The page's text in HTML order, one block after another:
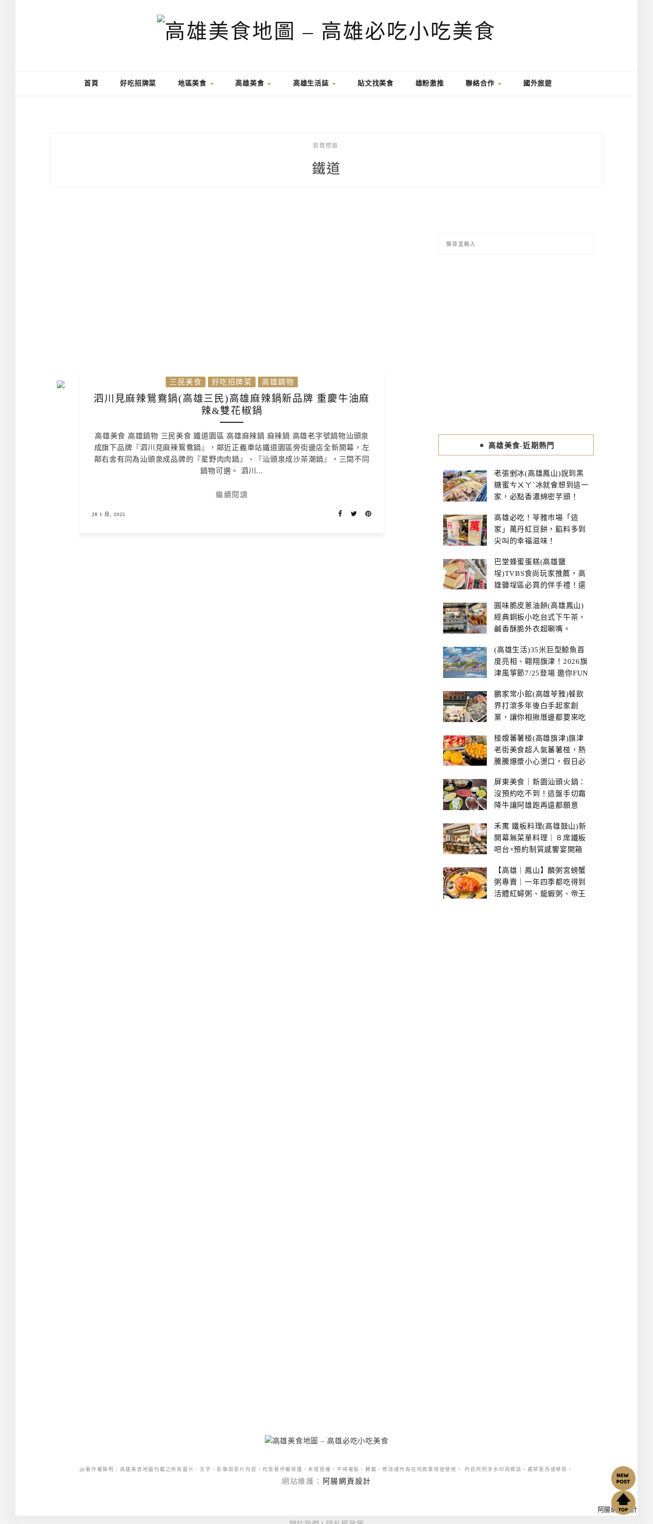
首頁 好吃招牌菜 地區美食 高雄美食 高雄生活誌 貼文找美食 雄粉激推 聯絡合作 國外旅遊
瀏覽標籤:
鐵道
三民美食 好吃招牌菜 高雄鍋物
泗川見麻辣鴛鴦鍋(高雄三民)高雄麻辣鍋新品牌 重慶牛油麻
辣&雙花椒鍋
高雄美食 高雄鍋物 三民美食 鐵道園區 高雄麻辣鍋 麻辣鍋 高雄老字號鍋物汕頭泉
成旗下品牌『泗川見麻辣鴛鴦鍋』，鄰近正義車站鐵道園區旁街邊店全新開幕，左
鄰右舍有同為汕頭泉成品牌的『星野肉肉鍋』、『汕頭泉成沙茶潮鍋』，三間不同
鍋物可選。 泗川...
繼續閱讀
28 1 月, 2025
高雄美食-近期熱門
老張剉冰(高雄鳳山)說到黑
糖蜜ㄘㄨㄚˋ冰就會想到這一
家，必點香濃綿密芋頭！
高雄必吃！苓雅市場「這
家」萬丹紅豆餅，餡料多到
尖叫的幸福滋味！
巴堂蜂蜜蛋糕(高雄鹽
埕)TVBS食尚玩家推薦，高
雄鹽埕區必買的伴手禮！還
圓味脆皮蔥油餅(高雄鳳山)
經典銅板小吃台式下午茶，
鹹香酥脆外衣超唰嘴。
(高雄生活)35米巨型鯨魚首
度亮相、翱翔旗津！2026旗
津風箏節7/25登場 邀你FUN
鵬家常小館(高雄苓雅)餐飲
界打滾多年後白手起家創
業，讓你相揪厝邊都要來吃
椪嫂蕃薯椪(高雄旗津)旗津
老街美食超人氣蕃薯椪，熱
騰騰爆漿小心燙口，假日必
屏東美食｜新園汕頭火鍋：
沒預約吃不到！這盤手切霜
降牛讓阿雄跑再遠都願意
禾寓 鐵板料理(高雄鼓山)新
開幕無菜單料理｜８席鐵板
吧台×預約制質感饗宴開箱
【高雄｜鳳山】麟粥宮螃蟹
粥專賣｜一年四季都吃得到
活體紅蟳粥、龍蝦粥、帝王
@著作權聲明：高雄美食地圖刊載之所有圖片、文字、影像與影片內容，均受著作權保護。未經授權，不得複製、轉載、修改或作為任何商業用途使用。 內容所附浮水印與標誌，嚴禁更改或移除。
網站維護： 阿腸網頁設計
阿腸網頁設計